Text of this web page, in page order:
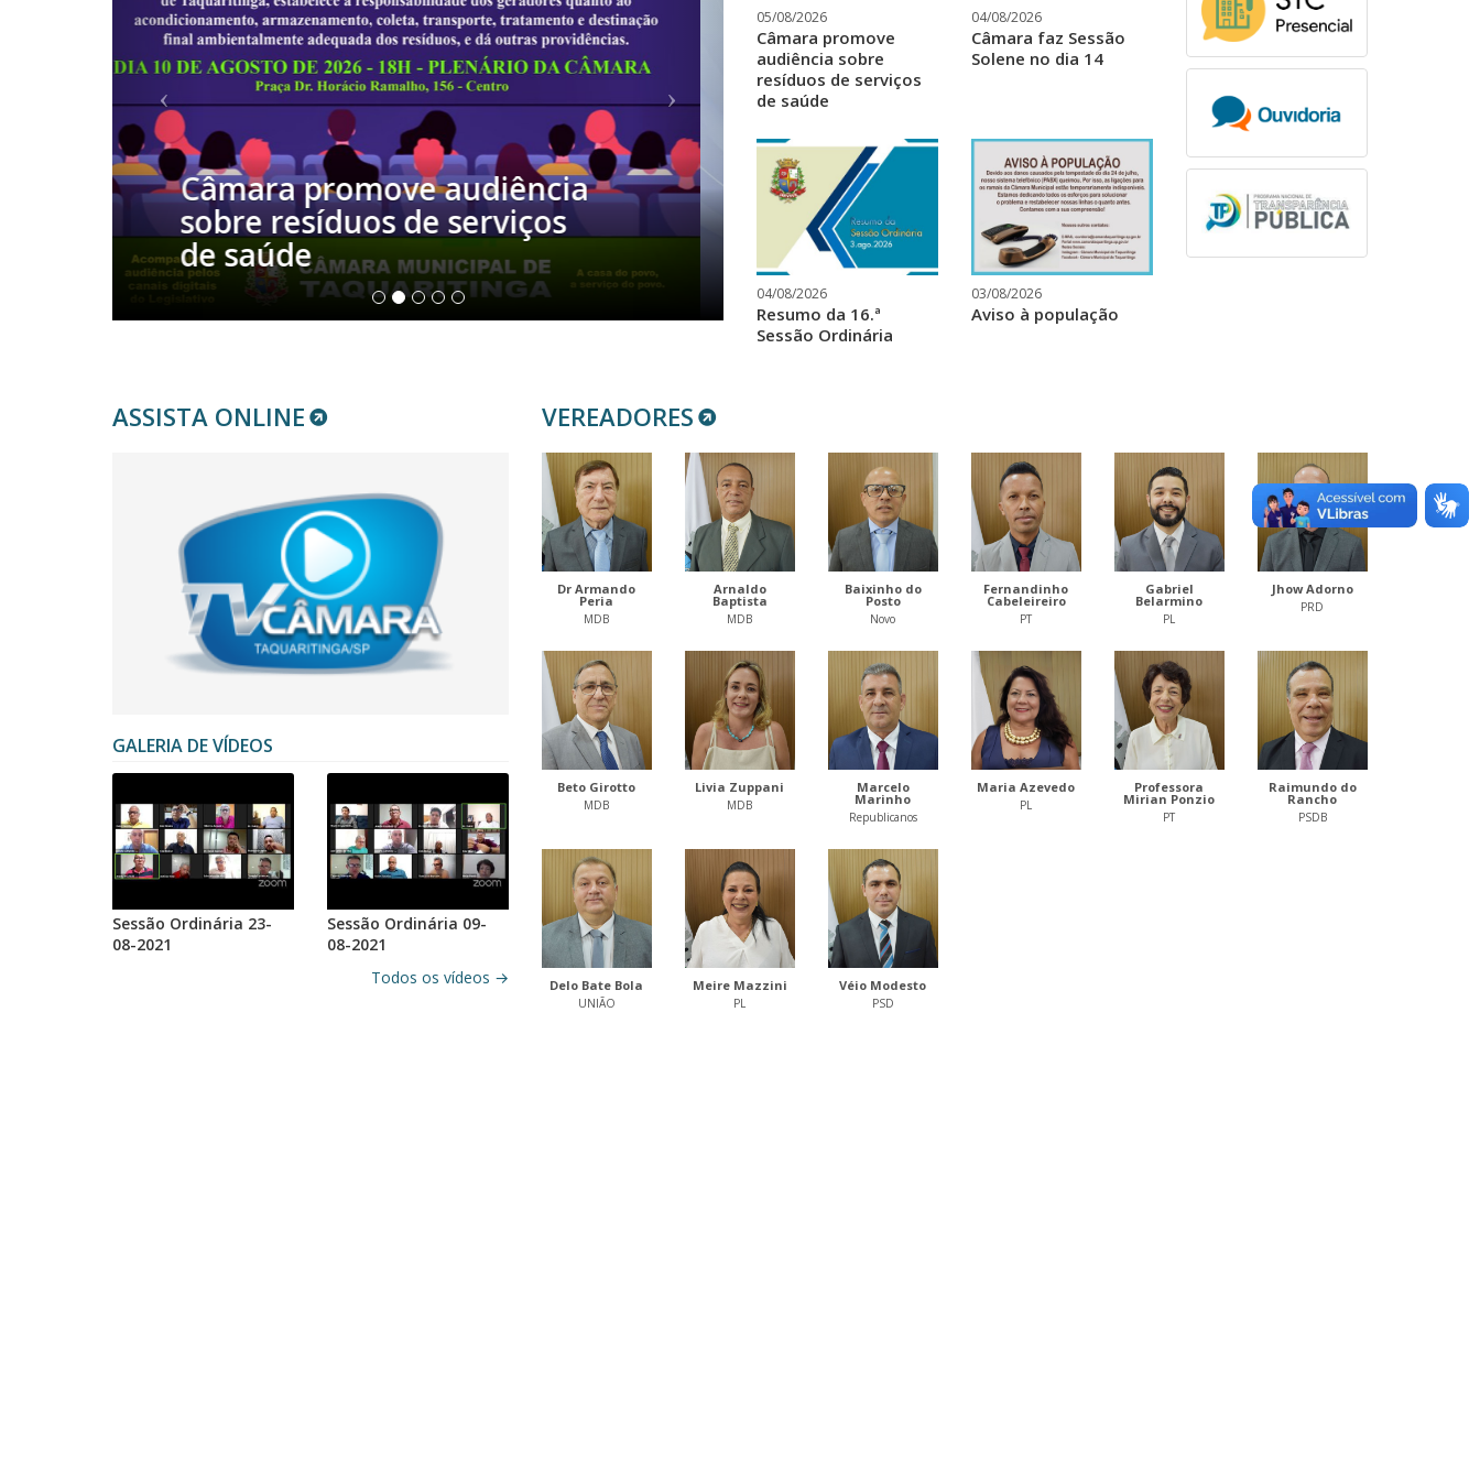
Câmara faz Sessão Solene no
dia 14
05/08/2026
Câmara promove
audiência sobre
resíduos de serviços
de saúde
04/08/2026
Câmara faz Sessão
Solene no dia 14
04/08/2026
Resumo da 16.ª
Sessão Ordinária
03/08/2026
Aviso à população
ASSISTA ONLINE
GALERIA DE VÍDEOS
Sessão Ordinária 23-
08-2021
Sessão Ordinária 09-
08-2021
Todos os vídeos →
VEREADORES
Dr Armando
Peria
MDB
Arnaldo
Baptista
MDB
Baixinho do
Posto
Novo
Fernandinho
Cabeleireiro
PT
Gabriel
Belarmino
PL
Jhow Adorno
PRD
Beto Girotto
MDB
Livia Zuppani
MDB
Marcelo
Marinho
Republicanos
Maria Azevedo
PL
Professora
Mirian Ponzio
PT
Raimundo do
Rancho
PSDB
Delo Bate Bola
UNIÃO
Meire Mazzini
PL
Véio Modesto
PSD